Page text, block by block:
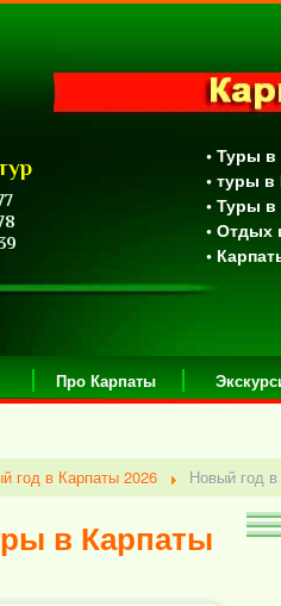
• Туры
• туры
• Туры в
• Отдых
•
Про Карпаты
год в Карпаты 2026 Новый год
в Карпаты